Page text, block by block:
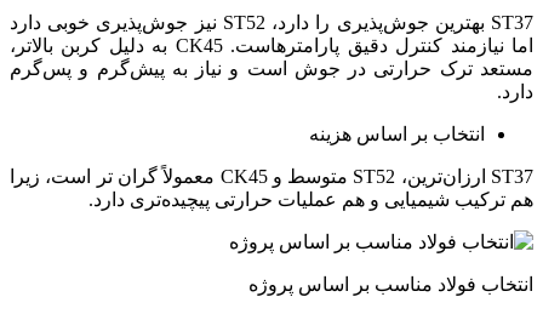
ST37 بهترین جوش‌پذیری را دارد، ST52 نیز جوش‌پذیری خوبی دارد
اما نیازمند کنترل دقیق پارامترهاست. CK45 به دلیل کربن بالاتر،
مستعد ترک حرارتی در جوش است و نیاز به پیش‌گرم و پس‌گرم
دارد.
انتخاب بر اساس هزینه
ST37 ارزان‌ترین، ST52 متوسط و CK45 معمولاً گران‌ تر است، زیرا
هم ترکیب شیمیایی و هم عملیات حرارتی پیچیده‌تری دارد.
انتخاب فولاد مناسب بر اساس پروژه